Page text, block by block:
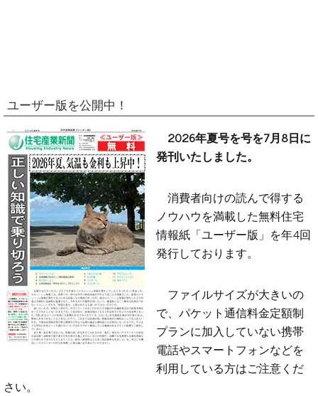
ユーザー版を公開中！
2026年夏号を号を7月8日に
発刊いたしました。
消費者向けの読んで得する
ノウハウを満載した無料住宅
情報紙「ユーザー版」を年4回
発行しております。
ファイルサイズが大きいの
で、パケット通信料金定額制
プランに加入していない携帯
電話やスマートフォンなどを
利用している方はご注意くだ
さい。